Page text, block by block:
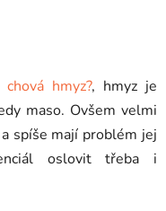
chová hmyz?, hmyz je
maso. Ovšem velmi
spíše mají problém jej
oslovit třeba i